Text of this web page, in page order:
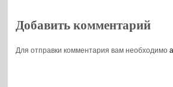
Добавить комментарий
Для отправки комментария вам необходимо